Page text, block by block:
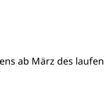
ab März des